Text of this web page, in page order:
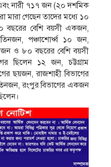
নারী ৭১৭ জন (২০ দশমিক
মারা গেছেন তাদের মধ্যে ১০
বেশি বয়সী একজন,
তিনজন, পঞ্চাশোর্ধ্ব ১০ জন,
ও ৮০ বছরের বেশি বয়সী
ছিলেন ১২ জন, চট্টগ্রাম
ছয়জন, রাজশাহী বিভাগের
রংপুর বিভাগের একজন